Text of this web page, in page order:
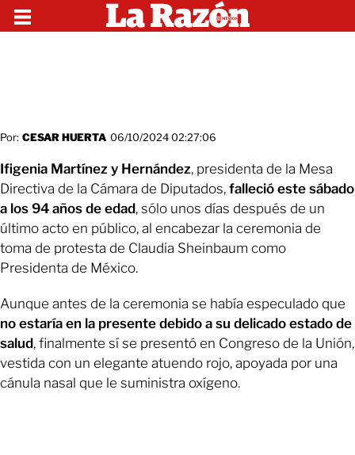
Por: CESAR HUERTA 06/10/2024 02:27:06
Ifigenia Martínez y Hernández, presidenta de la Mesa
Directiva de la Cámara de Diputados, falleció este sábado
a los 94 años de edad, sólo unos días después de un
último acto en público, al encabezar la ceremonia de
toma de protesta de Claudia Sheinbaum como
Presidenta de México.
Aunque antes de la ceremonia se había especulado que
no estaría en la presente debido a su delicado estado de
salud, finalmente sí se presentó en Congreso de la Unión,
vestida con un elegante atuendo rojo, apoyada por una
cánula nasal que le suministra oxígeno.